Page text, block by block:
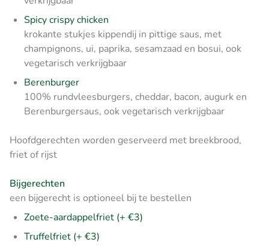
Spicy crispy chicken
krokante stukjes kippendij in pittige saus, met
champignons, ui, paprika, sesamzaad en bosui, ook
vegetarisch verkrijgbaar
Berenburger
100% rundvleesburgers, cheddar, bacon, augurk en
Berenburgersaus, ook vegetarisch verkrijgbaar
Hoofdgerechten worden geserveerd met breekbrood,
friet of rijst
Bijgerechten
een bijgerecht is optioneel bij te bestellen
Zoete-aardappelfriet (+ €3)
Truffelfriet (+ €3)